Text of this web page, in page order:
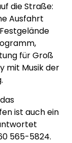
die Straße:
Ausfahrt
für Groß
mit Musik der
ist auch ein
565-5824.